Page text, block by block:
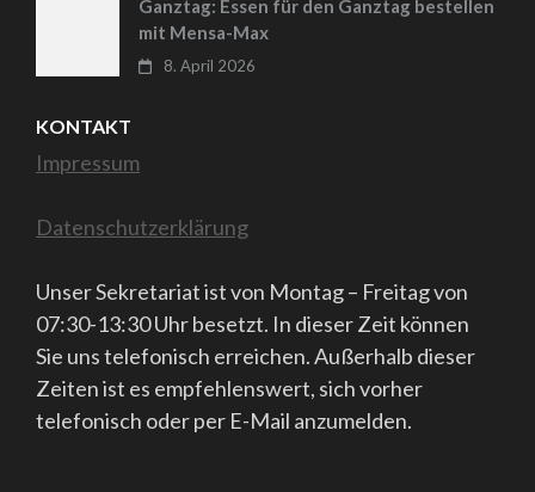
Ganztag: Essen für den Ganztag bestellen
mit Mensa-Max
8. April 2026
KONTAKT
Impressum
Datenschutzerklärung
Unser Sekretariat ist von Montag – Freitag von
07:30-13:30 Uhr besetzt. In dieser Zeit können
Sie uns telefonisch erreichen. Außerhalb dieser
Zeiten ist es empfehlenswert, sich vorher
telefonisch oder per E-Mail anzumelden.